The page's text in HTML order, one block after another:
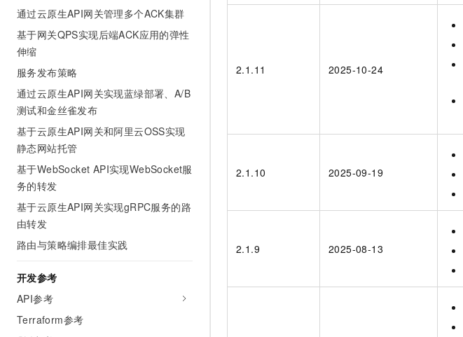
通过云原生API网关管理多个ACK集群
基于网关QPS实现后端ACK应用的弹性
伸缩
服务发布策略
通过云原生API网关实现蓝绿部署、A/B
测试和金丝雀发布
基于云原生API网关和阿里云OSS实现
静态网站托管
基于WebSocket API实现WebSocket服
务的转发
基于云原生API网关实现gRPC服务的路
由转发
路由与策略编排最佳实践
开发参考
API参考
Terraform参考
2.1.11 2025-10-24
2.1.10 2025-09-19
2.1.9 2025-08-13